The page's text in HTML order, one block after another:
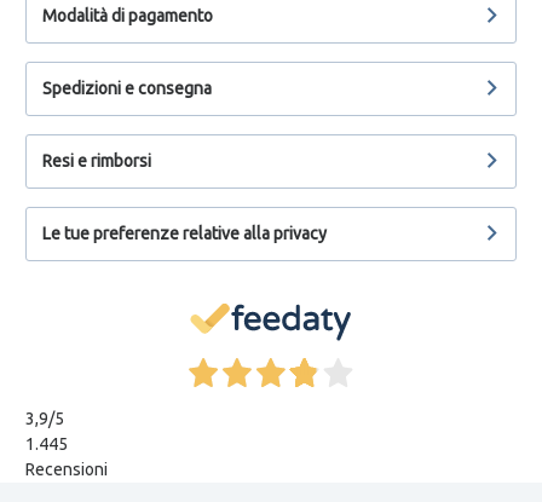
Modalità di pagamento
Spedizioni e consegna
Resi e rimborsi
Le tue preferenze relative alla privacy
3,9/5
1.445
Recensioni